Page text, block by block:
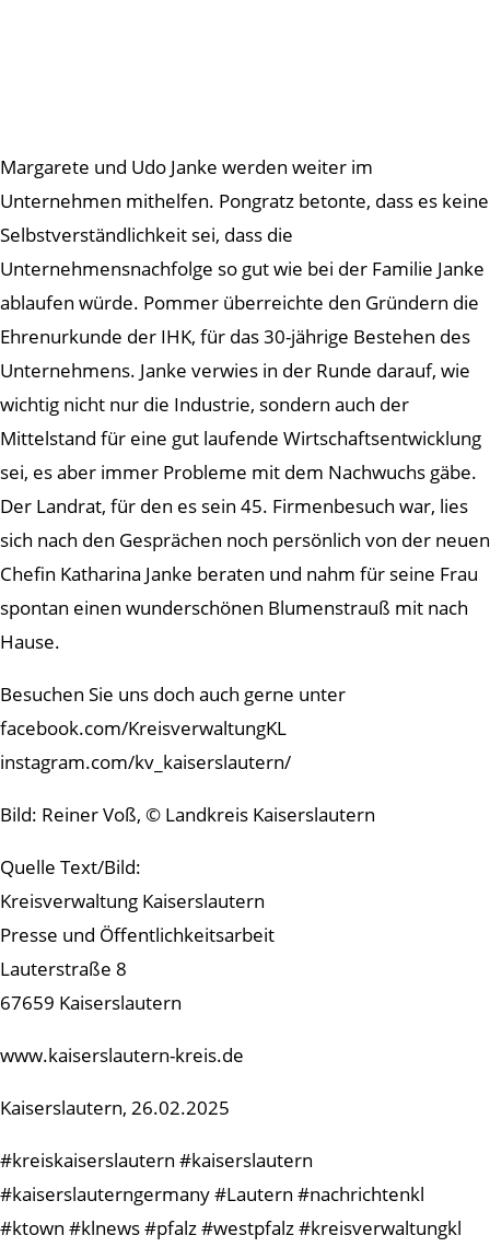
Margarete und Udo Janke werden weiter im
Unternehmen mithelfen. Pongratz betonte, dass es keine
Selbstverständlichkeit sei, dass die
Unternehmensnachfolge so gut wie bei der Familie Janke
ablaufen würde. Pommer überreichte den Gründern die
Ehrenurkunde der IHK, für das 30-jährige Bestehen des
Unternehmens. Janke verwies in der Runde darauf, wie
wichtig nicht nur die Industrie, sondern auch der
Mittelstand für eine gut laufende Wirtschaftsentwicklung
sei, es aber immer Probleme mit dem Nachwuchs gäbe.
Der Landrat, für den es sein 45. Firmenbesuch war, lies
sich nach den Gesprächen noch persönlich von der neuen
Chefin Katharina Janke beraten und nahm für seine Frau
spontan einen wunderschönen Blumenstrauß mit nach
Hause.
Besuchen Sie uns doch auch gerne unter
facebook.com/KreisverwaltungKL
instagram.com/kv_kaiserslautern/
Bild: Reiner Voß, © Landkreis Kaiserslautern
Quelle Text/Bild:
Kreisverwaltung Kaiserslautern
Presse und Öffentlichkeitsarbeit
Lauterstraße 8
67659 Kaiserslautern
www.kaiserslautern-kreis.de
Kaiserslautern, 26.02.2025
#kreiskaiserslautern #kaiserslautern
#kaiserslauterngermany #Lautern #nachrichtenkl
#ktown #klnews #pfalz #westpfalz #kreisverwaltungkl